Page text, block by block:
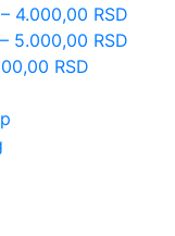
4.000,00 RSD
5.000,00 RSD
RSD